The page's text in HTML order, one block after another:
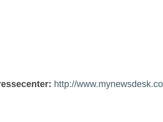
http://